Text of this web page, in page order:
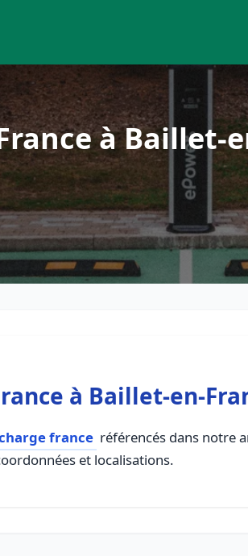
à Baillet-
à Baillet-en-
france référencés dans notre
et localisations.